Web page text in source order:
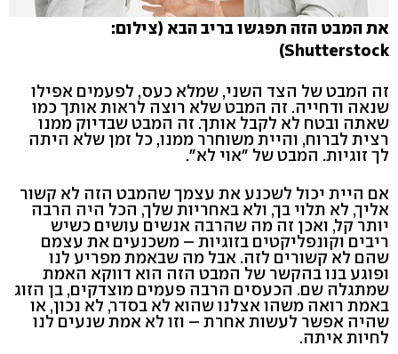
את המבט הזה תפגשו בריב הבא (צילום:
Shutterstock)
זה המבט של הצד השני, שמלא כעס, לפעמים אפילו
שנאה ודחייה. זה המבט שלא רוצה לראות אותך כמו
שאתה ובטח לא לקבל אותך. זה המבט שבדיוק ממנו
רצית לברוח, והיית משוחרר ממנו, כל זמן שלא היתה
לך זוגיות. המבט של "אוי לא".
אם היית יכול לשכנע את עצמך שהמבט הזה לא קשור
אליך, לא תלוי בך, ולא באחריות שלך, הכל היה הרבה
יותר קל, ואכן זה מה שהרבה אנשים עושים כשיש
ריבים וקונפליקטים בזוגיות – משכנעים את עצמם
שהם לא קשורים לזה. אבל מה שבאמת מפריע לנו
ופוגע בנו בהקשר של המבט הזה הוא דווקא האמת
שמתגלה שם. הכעסים הרבה פעמים מוצדקים, בן הזוג
באמת רואה משהו אצלנו שהוא לא בסדר, לא נכון, או
שהיה אפשר לעשות אחרת – וזו לא אמת שנעים לנו
לחיות איתה.